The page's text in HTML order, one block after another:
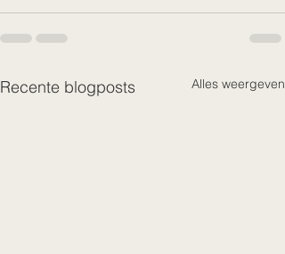
Recente blogposts Alles weergeven